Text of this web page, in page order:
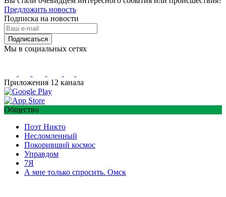
Предложить новость
Подписка на новости
Подписаться
Мы в социальных сетях
Приложения 12 канала
Общество
Поэт Никто
Несломленный
Покоривший космос
Управдом
7Я
А мне только спросить. Омск